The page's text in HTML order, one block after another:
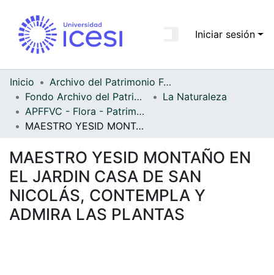
Todo DSpace
Estadísticas
Iniciar sesión
Inicio
Archivo del Patrimonio Fotográfico y Fílmico del Valle del Cauca
Fondo Archivo del Patrimonio Fotográfico y Fílmico del Valle del Cauca
La Naturaleza
APFFVC - Flora - Patrimonial
MAESTRO YESID MONTAÑO EN EL JARDIN CASA DE SAN NICOLÁS, CONTEMPLA Y ADMIRA LAS PLANTAS
MAESTRO YESID MONTAÑO EN
EL JARDIN CASA DE SAN
NICOLÁS, CONTEMPLA Y
ADMIRA LAS PLANTAS